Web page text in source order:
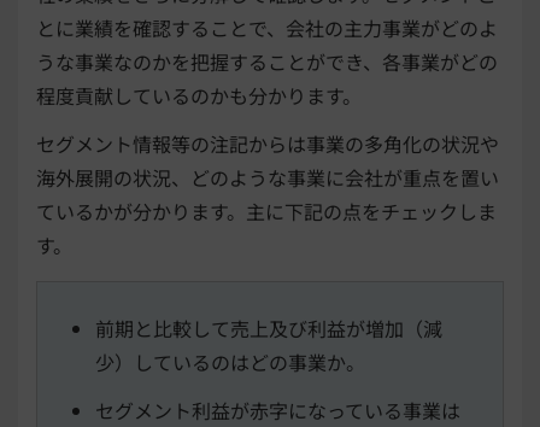
とに業績を確認することで、会社の主力事業がどのよ
うな事業なのかを把握することができ、各事業がどの
程度貢献しているのかも分かります。
セグメント情報等の注記からは事業の多角化の状況や
海外展開の状況、どのような事業に会社が重点を置い
ているかが分かります。主に下記の点をチェックしま
す。
前期と比較して売上及び利益が増加（減
少）しているのはどの事業か。
セグメント利益が赤字になっている事業は